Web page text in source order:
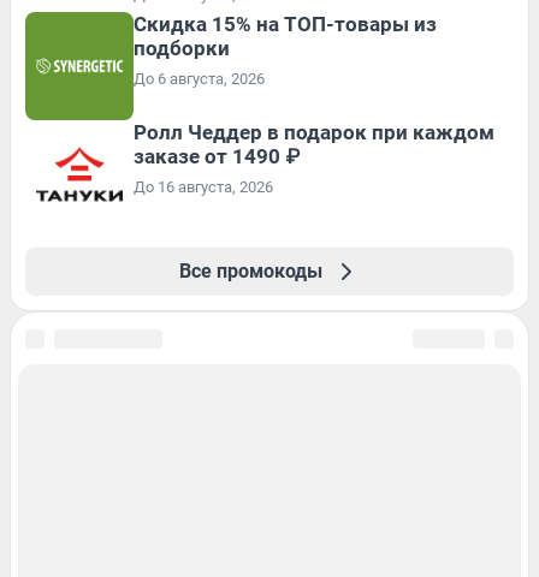
Скидка 15% на ТОП-товары из
подборки
До 6 августа, 2026
Ролл Чеддер в подарок при каждом
заказе от 1490 ₽
До 16 августа, 2026
Все промокоды